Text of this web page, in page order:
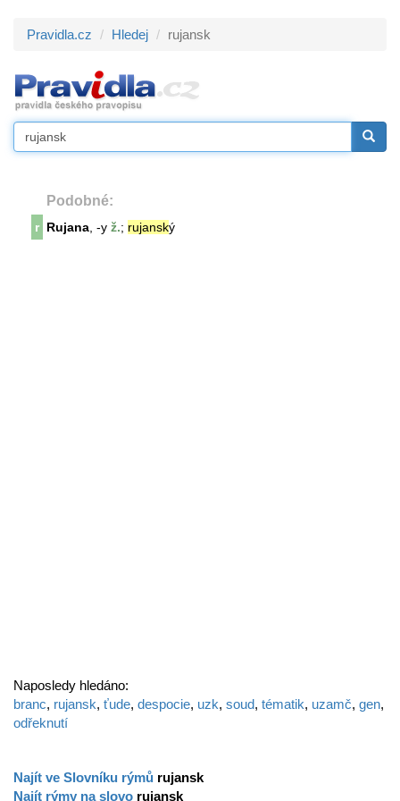
Pravidla.cz Hledej rujansk
Podobné:
r Rujana , -y ž.; rujanský
Naposledy hledáno:
branc, rujansk, ťude, despocie, uzk, soud, tématik, uzamč, gen,
odřeknutí
Najít ve Slovníku rýmů rujansk
Najít rýmy na slovo rujansk